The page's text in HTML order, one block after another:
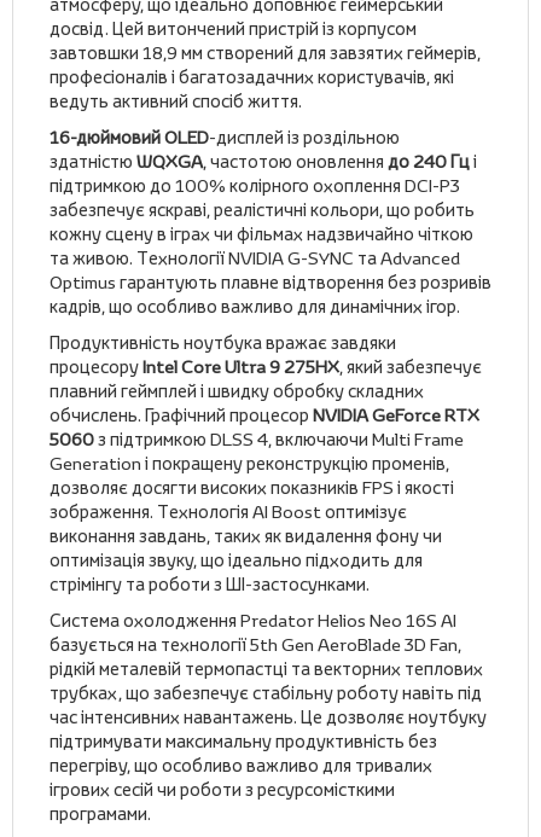
досвід. Цей витончений пристрій із корпусом
завтовшки 18,9 мм створений для завзятих геймерів,
професіоналів і багатозадачних користувачів, які
ведуть активний спосіб життя.
16-дюймовий OLED-дисплей із роздільною
здатністю WQXGA, частотою оновлення до 240 Гці
підтримкою до 100% колірного охоплення DCI-P3
забезпечує яскраві, реалістичні кольори, що робить
кожну сцену в іграх чи фільмах надзвичайно чіткою
та живою. Технології NVIDIA G-SYNC та Advanced
Optimus гарантують плавне відтворення без розривів
кадрів, що особливо важливо для динамічних ігор.
Продуктивність ноутбука вражає завдяки
процесоруIntel Core Ultra 9 275HX, який забезпечує
плавний геймплей і швидку обробку складних
обчислень. Графічний процесор NVIDIA GeForce RTX
5060з підтримкою DLSS 4, включаючи Multi Frame
Generation і покращену реконструкцію променів,
дозволяє досягти високих показників FPS і якості
зображення. Технологія AI Boost оптимізує
виконання завдань, таких як видалення фону чи
оптимізація звуку, що ідеально підходить для
стрімінгу та роботи з ШІ-застосунками.
Система охолодження Predator Helios Neo 16S AI
базується на технології 5th Gen AeroBlade 3D Fan,
рідкій металевій термопастці та векторних теплових
трубках, що забезпечує стабільну роботу навіть під
час інтенсивних навантажень. Це дозволяє ноутбуку
підтримувати максимальну продуктивність без
перегріву, що особливо важливо для тривалих
ігрових сесій чи роботи з ресурсомісткими
програмами.